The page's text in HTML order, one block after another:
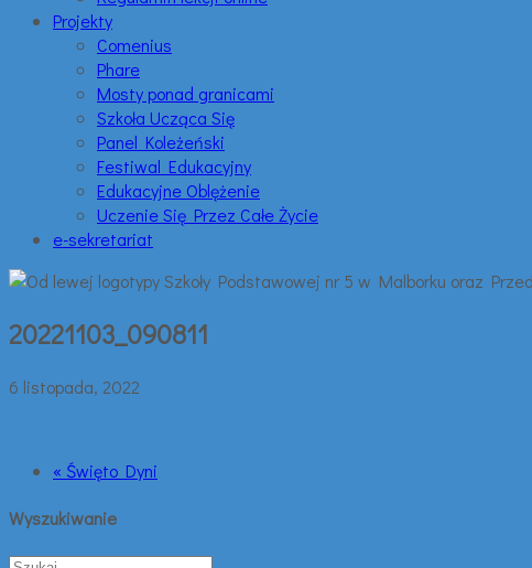
Projekty
Comenius
Phare
Mosty ponad granicami
Szkoła Ucząca Się
Panel Koleżeński
Festiwal Edukacyjny
Edukacyjne Oblężenie
Uczenie Się Przez Całe Życie
e-sekretariat
20221103_090811
6 listopada, 2022
« Święto Dyni
Wyszukiwanie